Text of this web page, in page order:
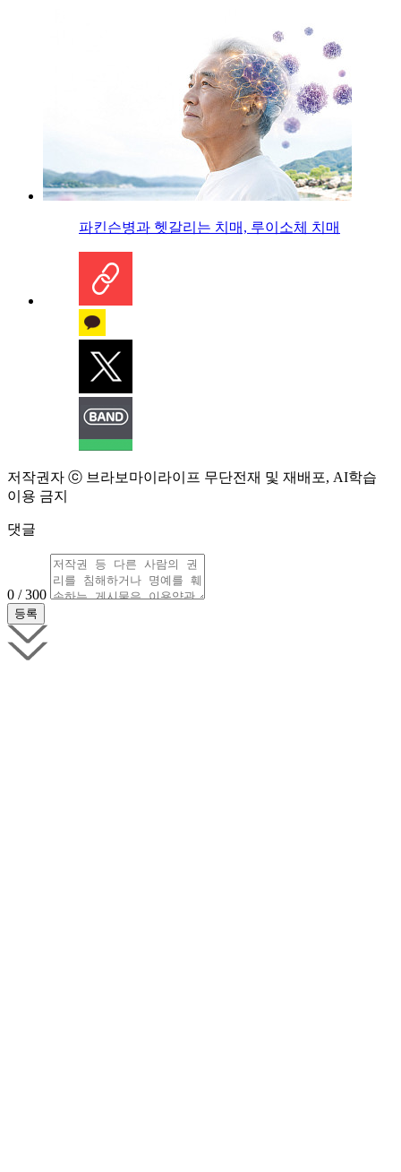
파킨슨병과 헷갈리는 치매, 루이소체 치매
저작권자 ⓒ 브라보마이라이프 무단전재 및 재배포, AI학습
이용 금지
댓글
0 / 300